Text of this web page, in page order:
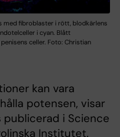
med fibroblaster i rött, blodkärlens
i cyan. Blått
celler. Foto: Christian
kan vara
potensen, visar
i Science
Institutet.